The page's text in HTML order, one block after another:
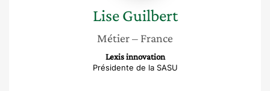
Lise Guilbert
Métier– France
Lexis innovation
Présidente de la SASU